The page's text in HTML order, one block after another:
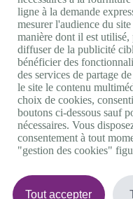
Activateur de progrès
Handinnov
Innovation et
Université du RRH
Service AppuiPro
Nous suivre
Youtube
Linkedin
Facebook
Twitter
0 800 11 10 09Services &
ligne à la demande
mesurer l'audience du
manière dont il est utilisé,
diffuser de la publicité
bénéficier des
des services de partage
le site le contenu
choix de cookies,
boutons ci-dessous sauf
nécessaires. Vous
consentement à tout
"gestion des cookies"
Tout accepter